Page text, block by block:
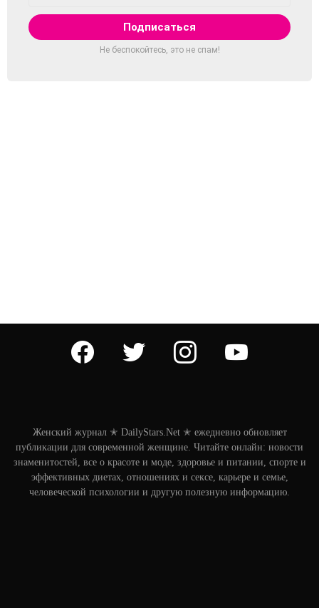
Не беспокойтесь, это не спам!
facebook twitter instagram
Женский журнал ✭ DailyStars.Net ✭ ежедневно обновляет
публикации для современной женщине. Читайте онлайн: новости
знаменитостей, все о красоте и моде, здоровье и питании, спорте и
эффективных диетах, отношениях и сексе, карьере и семье,
человеческой психологии и другую полезную информацию.